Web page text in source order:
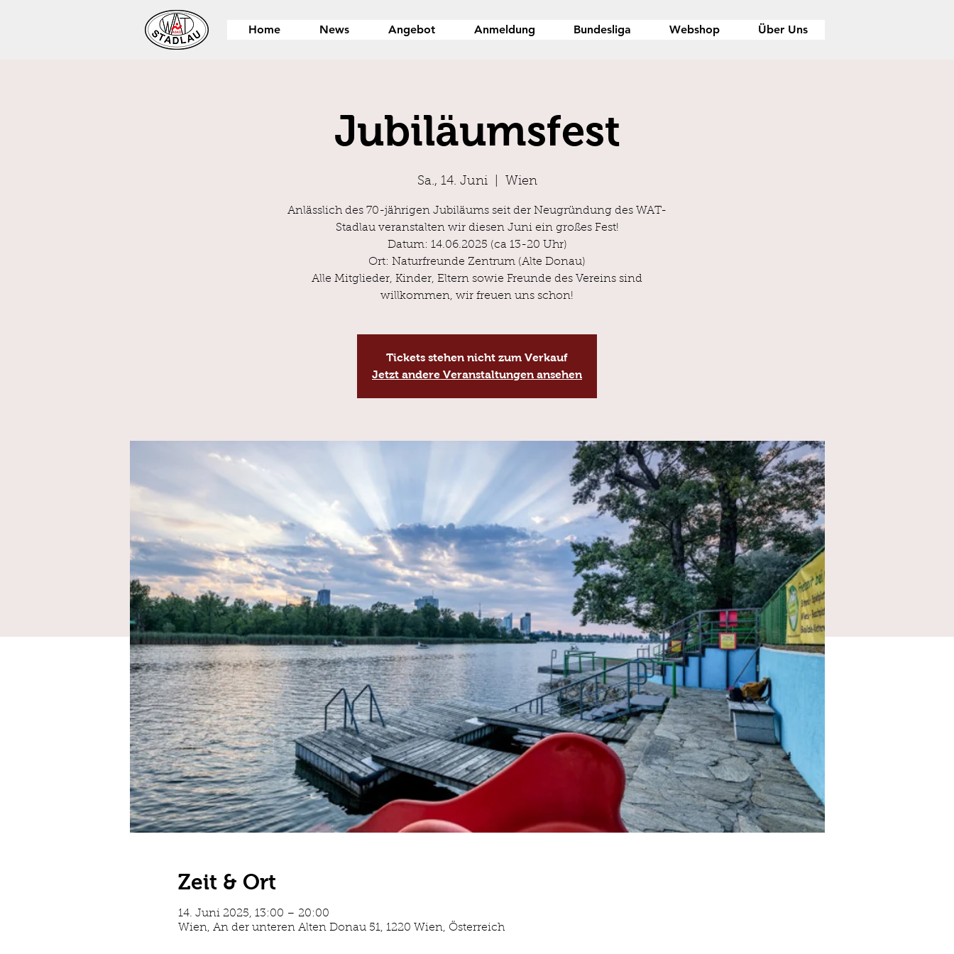
Home News Angebot Anmeldung Bundesliga Webshop Über Uns
Jubiläumsfest
Sa., 14. Juni
  |
Wien
Anlässlich des 70-jährigen Jubiläums seit der Neugründung des WAT-
Stadlau veranstalten wir diesen Juni ein großes Fest!
Datum: 14.06.2025 (ca 13-20 Uhr)
Ort: Naturfreunde Zentrum (Alte Donau)
Alle Mitglieder, Kinder, Eltern sowie Freunde des Vereins sind
willkommen, wir freuen uns schon!
Tickets stehen nicht zum Verkauf
Jetzt andere Veranstaltungen ansehen
Zeit & Ort
14. Juni 2025, 13:00 – 20:00
Wien, An der unteren Alten Donau 51, 1220 Wien, Österreich